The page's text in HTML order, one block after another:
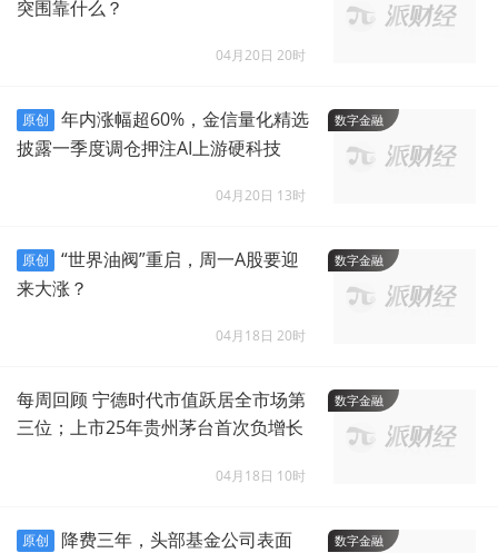
突围靠什么？
04月20日 20时
数字金融
原创
年内涨幅超60%，金信量化精选
披露一季度调仓押注AI上游硬科技
04月20日 13时
数字金融
原创
“世界油阀”重启，周一A股要迎
来大涨？
04月18日 20时
数字金融
每周回顾 宁德时代市值跃居全市场第
三位；上市25年贵州茅台首次负增长
04月18日 10时
数字金融
原创
降费三年，头部基金公司表面